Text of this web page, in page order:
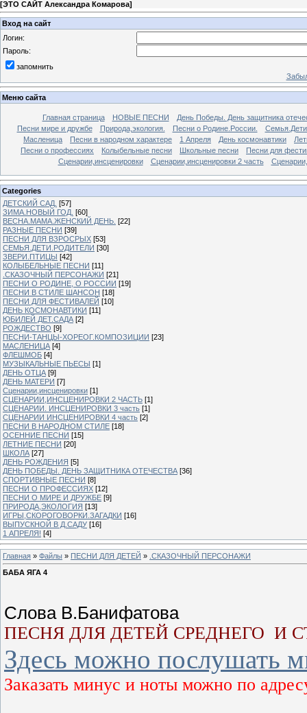
[ЭТО САЙТ Александра Комарова]
Вход на сайт
Логин:
Пароль:
запомнить
Меню сайта
Главная страница НОВЫЕ ПЕСНИ
День Победы. День защитника
Песни мире и дружбе
Природа,экология. Песни о Родине.России.
Масленица
Песни в народном характере 1 Апреля День космонавтики
Песни о профессиях
Колыбельные песни Школьные песни
Песни для
Сценарии,инсценировки
Сценарии,инсценировки 2 часть
Categories
ДЕТСКИЙ САД. [57]
ЗИМА.НОВЫЙ ГОД. [60]
ВЕСНА.МАМА.ЖЕНСКИЙ ДЕНЬ. [22]
РАЗНЫЕ ПЕСНИ [39]
ПЕСНИ ДЛЯ ВЗРОСРЫХ [53]
СЕМЬЯ.ДЕТИ.РОДИТЕЛИ [30]
ЗВЕРИ.ПТИЦЫ [42]
КОЛЫБЕЛЬНЫЕ ПЕСНИ [11]
.СКАЗОЧНЫЙ ПЕРСОНАЖИ [21]
ПЕСНИ О РОДИНЕ, О РОССИИ [19]
ПЕСНИ В СТИЛЕ ШАНСОН [18]
ПЕСНИ ДЛЯ ФЕСТИВАЛЕЙ [10]
ДЕНЬ КОСМОНАВТИКИ [11]
ЮБИЛЕЙ ДЕТ.САДА [2]
РОЖДЕСТВО [9]
ПЕСНИ-ТАНЦЫ-ХОРЕОГ.КОМПОЗИЦИИ [23]
МАСЛЕНИЦА [4]
ФЛЕШМОБ [4]
МУЗЫКАЛЬНЫЕ ПЬЕСЫ [1]
ДЕНЬ ОТЦА [9]
ДЕНЬ МАТЕРИ [7]
Сценарии,инсценировки [1]
СЦЕНАРИИ,ИНСЦЕНИРОВКИ 2 ЧАСТЬ [1]
СЦЕНАРИИ. ИНСЦЕНИРОВКИ 3 часть [1]
СЦЕНАРИИ ИНСЦЕНИРОВКИ 4 часть [2]
ПЕСНИ В НАРОДНОМ СТИЛЕ [18]
ОСЕННИЕ ПЕСНИ [15]
ЛЕТНИЕ ПЕСНИ [20]
ШКОЛА [27]
ДЕНЬ РОЖДЕНИЯ [5]
ДЕНЬ ПОБЕДЫ. ДЕНЬ ЗАЩИТНИКА ОТЕЧЕСТВА [36]
СПОРТИВНЫЕ ПЕСНИ [8]
ПЕСНИ О ПРОФЕССИЯХ [12]
ПЕСНИ О МИРЕ И ДРУЖБЕ [9]
ПРИРОДА,ЭКОЛОГИЯ [13]
ИГРЫ,СКОРОГОВОРКИ.ЗАГАДКИ [16]
ВЫПУСКНОЙ В Д.САДУ [16]
1 АПРЕЛЯ! [4]
Главная » Файлы » ПЕСНИ ДЛЯ ДЕТЕЙ » .СКАЗОЧНЫЙ ПЕРСОНАЖИ
БАБА ЯГА 4
Слова В.Банифатова
ПЕСНЯ ДЛЯ ДЕТЕЙ СРЕДНЕГО И
Здесь можно послушать
Заказать минус и ноты можно по